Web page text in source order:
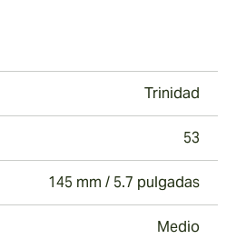
Trinidad
53
145 mm / 5.7 pulgadas
Medio